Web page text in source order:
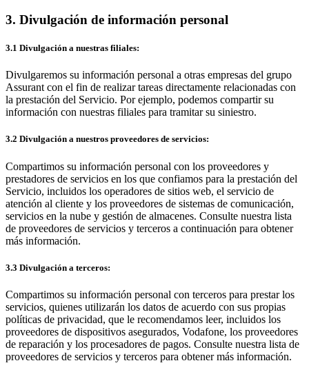
3. Divulgación de información personal
3.1 Divulgación a nuestras filiales:
Divulgaremos su información personal a otras empresas del grupo
Assurant con el fin de realizar tareas directamente relacionadas con
la prestación del Servicio. Por ejemplo, podemos compartir su
información con nuestras filiales para tramitar su siniestro.
3.2 Divulgación a nuestros proveedores de servicios:
Compartimos su información personal con los proveedores y
prestadores de servicios en los que confiamos para la prestación del
Servicio, incluidos los operadores de sitios web, el servicio de
atención al cliente y los proveedores de sistemas de comunicación,
servicios en la nube y gestión de almacenes. Consulte nuestra lista
de proveedores de servicios y terceros a continuación para obtener
más información.
3.3 Divulgación a terceros:
Compartimos su información personal con terceros para prestar los
servicios, quienes utilizarán los datos de acuerdo con sus propias
políticas de privacidad, que le recomendamos leer, incluidos los
proveedores de dispositivos asegurados, Vodafone, los proveedores
de reparación y los procesadores de pagos. Consulte nuestra lista de
proveedores de servicios y terceros para obtener más información.